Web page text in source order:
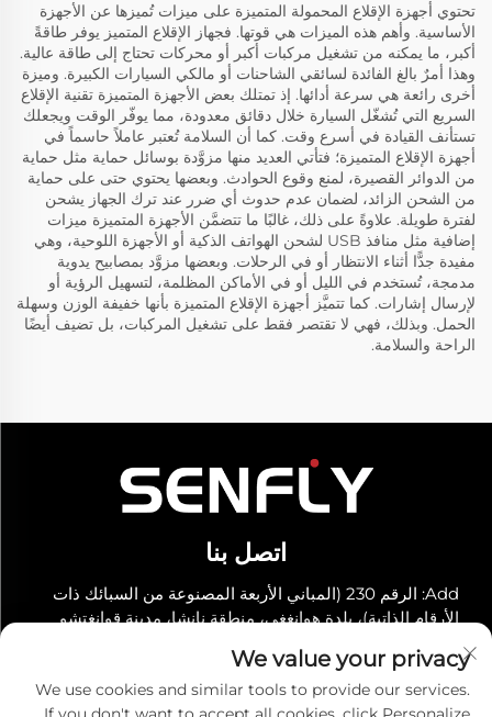
تحتوي أجهزة الإقلاع المحمولة المتميزة على ميزات تُميزها عن الأجهزة
الأساسية. وأهم هذه الميزات هي قوتها. فجهاز الإقلاع المتميز يوفر طاقةً
أكبر، ما يمكنه من تشغيل مركبات أكبر أو محركات تحتاج إلى طاقة عالية.
وهذا أمرٌ بالغ الفائدة لسائقي الشاحنات أو مالكي السيارات الكبيرة. وميزة
أخرى رائعة هي سرعة أدائها. إذ تمتلك بعض الأجهزة المتميزة تقنية الإقلاع
السريع التي تُشغّل السيارة خلال دقائق معدودة، مما يوفّر الوقت ويجعلك
تستأنف القيادة في أسرع وقت. كما أن السلامة تُعتبر عاملاً حاسماً في
أجهزة الإقلاع المتميزة؛ فتأتي العديد منها مزوَّدة بوسائل حماية مثل حماية
من الدوائر القصيرة، لمنع وقوع الحوادث. وبعضها يحتوي حتى على حماية
من الشحن الزائد، لضمان عدم حدوث أي ضرر عند ترك الجهاز يشحن
لفترة طويلة. علاوةً على ذلك، غالبًا ما تتضمَّن الأجهزة المتميزة ميزات
إضافية مثل منافذ USB لشحن الهواتف الذكية أو الأجهزة اللوحية، وهي
مفيدة جدًّا أثناء الانتظار أو في الرحلات. وبعضها مزوَّد بمصابيح يدوية
مدمجة، تُستخدم في الليل أو في الأماكن المظلمة، لتسهيل الرؤية أو
لإرسال إشارات. كما تتميَّز أجهزة الإقلاع المتميزة بأنها خفيفة الوزن وسهلة
الحمل. وبذلك، فهي لا تقتصر فقط على تشغيل المركبات، بل تضيف أيضًا
الراحة والسلامة.
اتصل بنا
Add: الرقم 230 (المباني الأربعة المصنوعة من السبائك ذات
الأرقام الذاتية)، بلدة هوانغغي، منطقة نانشا، مدينة قوانغتشو
هاتف:+86-19966289968
البريد الإلكتروني: [email protected]
We value your privacy
We use cookies and similar tools to provide our services.